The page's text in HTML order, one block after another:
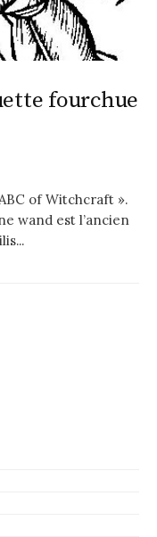
fourchue
of Witchcraft ».
wand est l’ancien